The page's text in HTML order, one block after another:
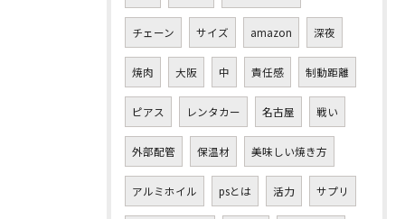
チェーン サイズ amazon 深夜
焼肉 大阪 中 責任感 制動距離
ピアス レンタカー 名古屋 戦い
外部配管 保温材 美味しい焼き方
アルミホイル psとは 活力 サプリ